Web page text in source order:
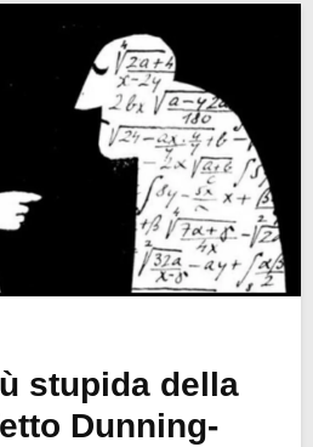
stupida della
Dunning-